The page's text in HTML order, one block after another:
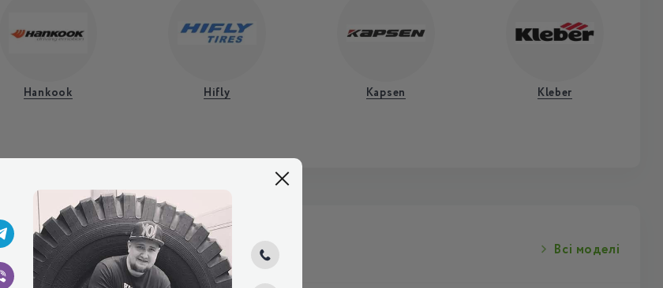
Hankook Hifly Kapsen Kleber
Всі моделі